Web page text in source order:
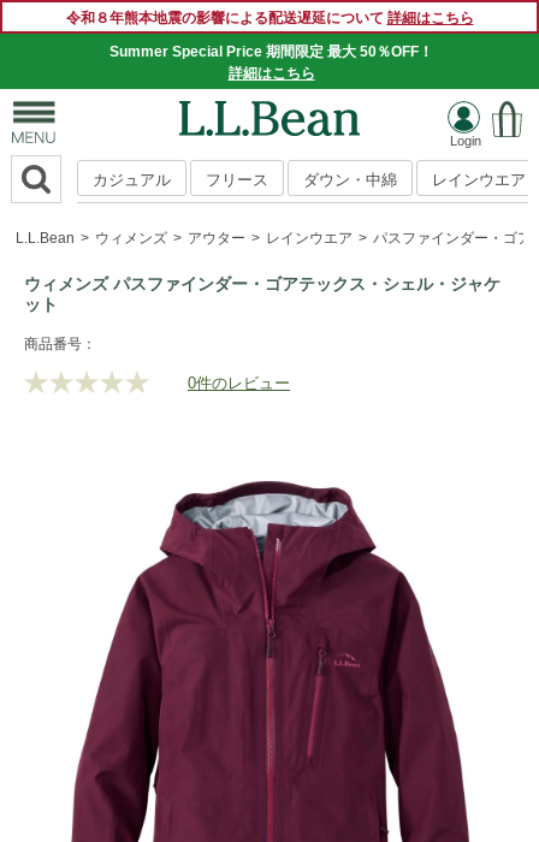
令和８年熊本地震の影響による配送遅延について 詳細はこちら
Summer Special Price 期間限定 最大 50％OFF！
詳細はこちら
カジュアル フリース ダウン・中綿 レインウエア
L.L.Bean ウィメンズ アウター レインウエア パスファインダー・ゴア
ウィメンズ パスファインダー・ゴアテックス・シェル・ジャケ
ット
https://www.llbean.co.jp/womens/outer/rainwear/g/
商品番号：
評
じ
ペ
ー
ジ
の
ン
0件のレビュー